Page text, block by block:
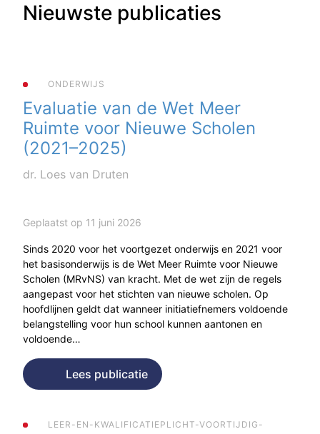
Nieuwste publicaties
ONDERWIJS
Evaluatie van de Wet Meer
Ruimte voor Nieuwe Scholen
(2021–2025)
dr. Loes van Druten
Geplaatst op 11 juni 2026
Sinds 2020 voor het voortgezet onderwijs en 2021 voor
het basisonderwijs is de Wet Meer Ruimte voor Nieuwe
Scholen (MRvNS) van kracht. Met de wet zijn de regels
aangepast voor het stichten van nieuwe scholen. Op
hoofdlijnen geldt dat wanneer initiatiefnemers voldoende
belangstelling voor hun school kunnen aantonen en
voldoende…
Lees publicatie
LEER-EN-KWALIFICATIEPLICHT-VOORTIJDIG-